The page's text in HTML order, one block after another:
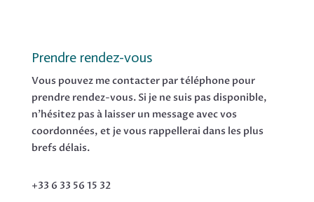
Prendre rendez-vous
Vous pouvez me contacter par téléphone pour
prendre rendez-vous. Si je ne suis pas disponible,
n’hésitez pas à laisser un message avec vos
coordonnées, et je vous rappellerai dans les plus
brefs délais.
+33 6 33 56 15 32